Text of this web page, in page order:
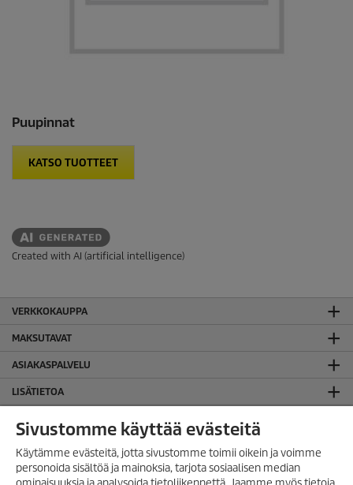
Puupinnat
KATSO TUOTTEET
Created with AI (artificial intelligence)
VERKKOKAUPPA
MAKSUTAVAT
ASIAKASPALVELU
LISÄTIETOA
Evästekäytäntö
Sivustomme käyttää evästeitä
Käytämme evästeitä, jotta sivustomme toimii oikein ja voimme
personoida sisältöä ja mainoksia, tarjota sosiaalisen median